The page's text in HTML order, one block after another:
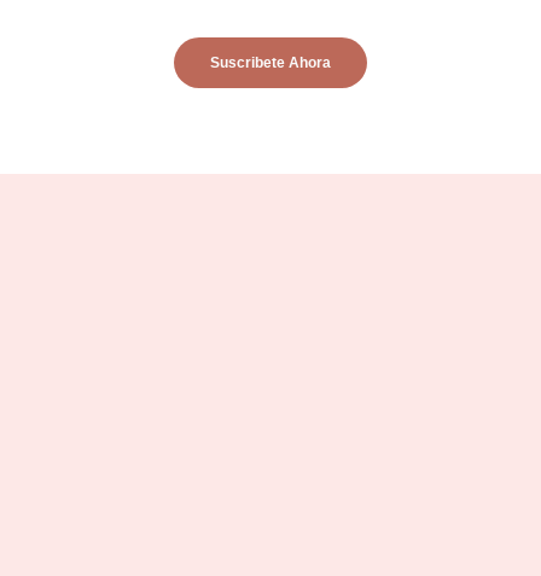
Suscribete Ahora